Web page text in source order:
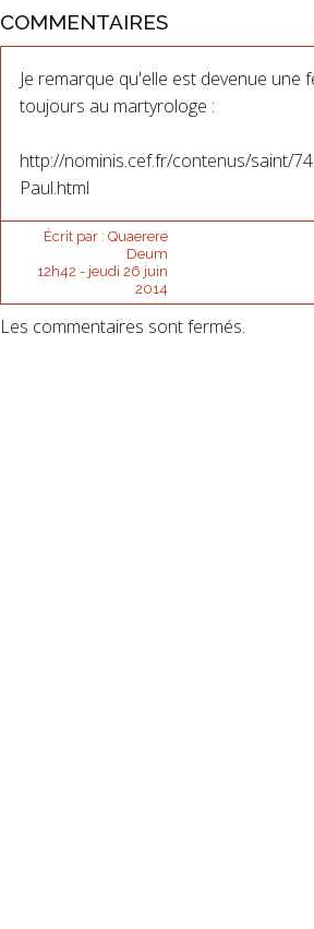
COMMENTAIRES
Je remarque qu'elle est devenue une
toujours au martyrologe :
http://nominis.cef.fr/contenus/saint/
Paul.html
Écrit par : Quaerere
Deum
12h42 - jeudi 26 juin
2014
Les commentaires sont fermés.